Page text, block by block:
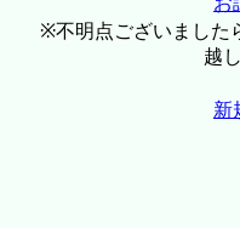
※不明点ございました
越
新